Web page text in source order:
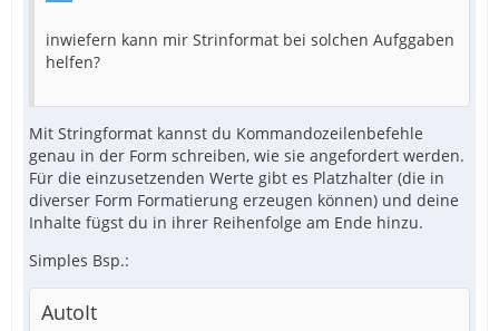
inwiefern kann mir Strinformat bei solchen Aufggaben
helfen?
Mit Stringformat kannst du Kommandozeilenbefehle
genau in der Form schreiben, wie sie angefordert werden.
Für die einzusetzenden Werte gibt es Platzhalter (die in
diverser Form Formatierung erzeugen können) und deine
Inhalte fügst du in ihrer Reihenfolge am Ende hinzu.
Simples Bsp.:
AutoIt